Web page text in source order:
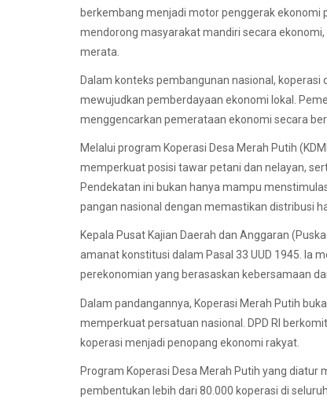
berkembang menjadi motor penggerak ekonomi
mendorong masyarakat mandiri secara
merata.
Dalam konteks pembangunan nasional,
mewujudkan pemberdayaan ekonomi lokal.
menggencarkan pemerataan ekonomi secara
Melalui program Koperasi Desa Merah Putih
memperkuat posisi tawar petani dan nelayan,
Pendekatan ini bukan hanya mampu
pangan nasional dengan memastikan distribusi
Kepala Pusat Kajian Daerah dan Anggaran
amanat konstitusi dalam Pasal 33 UUD 1945. Ia
perekonomian yang berasaskan kebersamaan
Dalam pandangannya, Koperasi Merah Putih
memperkuat persatuan nasional. DPD RI
koperasi menjadi penopang ekonomi rakyat.
Program Koperasi Desa Merah Putih yang
pembentukan lebih dari 80.000 koperasi di